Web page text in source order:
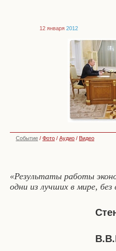
12 января 2012
Событие / Фото / Аудио / Видео
«Результаты работы
одни из лучших в мире, без